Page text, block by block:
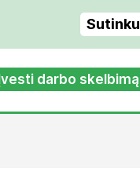
Sutinku
Įvesti darbo skelbimą